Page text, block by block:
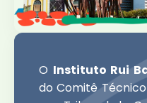
O Instituto Rui
do Comitê